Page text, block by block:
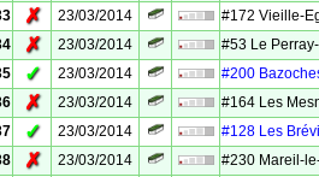
✗ 23/03/2014
#172 Vieille-
✗ 23/03/2014
#53 Le
✓ 23/03/2014
#200
✗ 23/03/2014
#164 Les
✓ 23/03/2014
#128 Les
✗ 23/03/2014
#230 Mareil-